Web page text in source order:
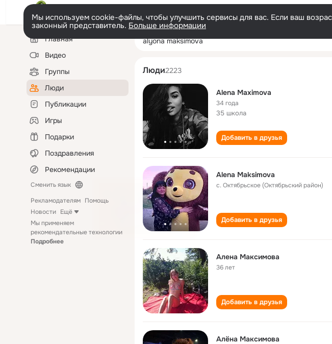
Мы используем cookie-файлы, чтобы улучшить сервисы для вас. Если ваш
законный представитель. Больше информации
Левая
колонкаГлавная
Видео
Группы
Люди
Публикации
Игры
Подарки
Поздравления
Рекомендации
Сменить язык
Рекламодателям Помощь
Новости Ещё
Мы применяем
рекомендательные технологии
Подробнее
alyona maksimova
Люди2223
Alena Maximova
34 года
35 школа
Добавить в друзья
Alena Maksimova
с. Октябрьское (Октябрьский район)
Добавить в друзья
Алена Максимова
36 лет
Добавить в друзья
Алёна Максимова